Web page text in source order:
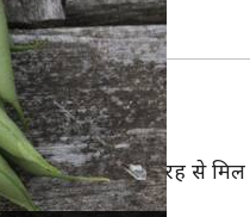
जहां पर धूप अच्छी तरह से